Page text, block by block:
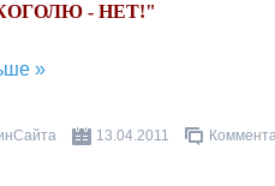
- НЕТ!"
»
13.04.2011